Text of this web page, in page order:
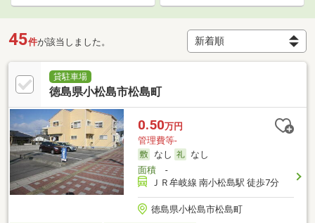
45件が該当しました。
貸駐車場
徳島県小松島市松島町
0.50万円
管理費等-
なし
なし
面積-
ＪＲ牟岐線 南小松島駅 徒歩7分
徳島県小松島市松島町